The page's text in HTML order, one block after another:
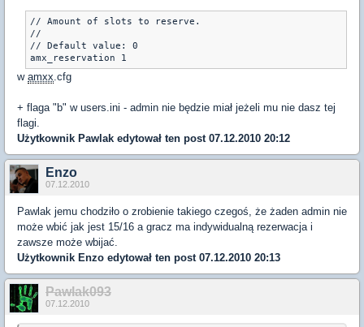
// Amount of slots to reserve.
//
// Default value: 0
amx_reservation 1
w amxx .cfg
+ flaga "b" w users.ini - admin nie będzie miał jeżeli mu nie dasz tej
flagi.
Użytkownik Pawlak edytował ten post 07.12.2010 20:12
Enzo
07.12.2010
Pawlak jemu chodziło o zrobienie takiego czegoś, że żaden admin nie
może wbić jak jest 15/16 a gracz ma indywidualną rezerwacja i
zawsze może wbijać.
Użytkownik Enzo edytował ten post 07.12.2010 20:13
Pawlak093
07.12.2010